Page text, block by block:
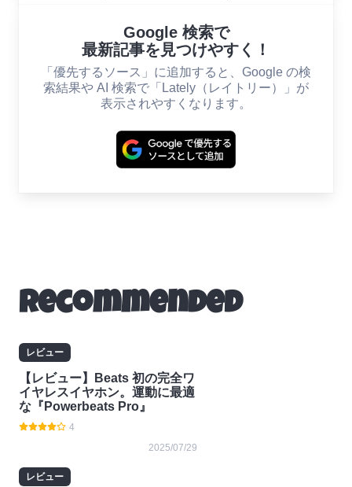
Google 検索で
最新記事を見つけやすく！
「優先するソース」に追加すると、Google の検
索結果や AI 検索で「Lately（レイトリー）」が
表示されやすくなります。
Recommended
レビュー
【レビュー】Beats 初の完全ワ
イヤレスイヤホン。運動に最適
な『Powerbeats Pro』
4
2025/07/29
レビュー